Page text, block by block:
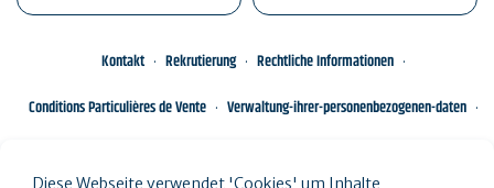
Kontakt Rekrutierung
Rechtliche Informationen
Conditions Particulières de Vente
Verwaltung-ihrer-personenbezogenen-daten
Diese Webseite verwendet 'Cookies' um Inhalte